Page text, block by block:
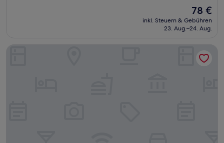
Bewertungen)
Der
Preis
beträgt
78 €
inkl. Steuern & Gebühren
23. Aug.–24. Aug.